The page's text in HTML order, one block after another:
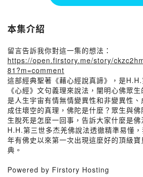
本集介紹
留言告訴我你對這一集的想法：
https://open.firstory.me/story/
81?m=comment
這部經典聖著《藉心經說真諦》，是
《心經》文句義理來說法，闡明心佛眾
是人生宇宙有情無情變異性和非變異性
成住壞空的真理，佛陀是什麼？眾生與
生脫死是怎麼一回事，告訴大家什麼是佛
H.H.第三世多杰羌佛說法透徹精準易懂
年有佛史以來第一次出現這麼好的頂級
典。
Powered by Firstory Hosting